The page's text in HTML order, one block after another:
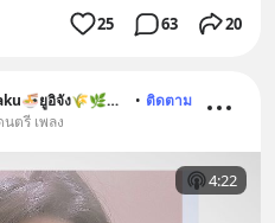
25 63 20
🍁กาลและเวลา🌷Mamonaku🍜ยูอิจัง🌾🌿🐶🐱 • ติดตาม
ตรี เพลง
4:22